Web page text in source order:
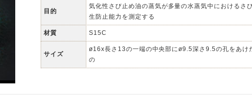
目的
気化性さび止め油の蒸気が多量の水蒸気中におけるさ
生防止能力を測定する
材質 S15C
サイズ
ø16x長さ13の一端の中央部にø9.5深さ9.5の孔をあけ
の